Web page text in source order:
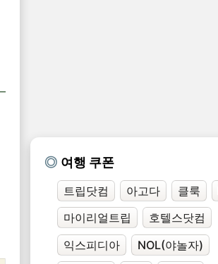
여행 쿠폰
트립닷컴 아고다 클룩
마이리얼트립
호텔스닷컴
익스피디아
NOL(야놀자)